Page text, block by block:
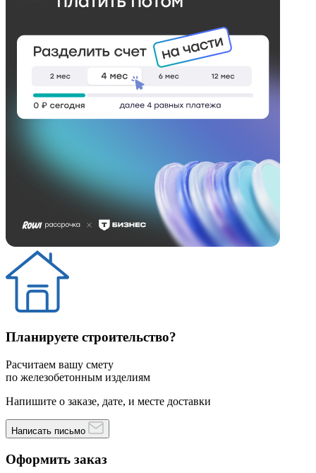
Планируете строительство?
Расчитаем вашу смету
по железобетонным изделиям
Напишите о заказе, дате, и месте доставки
Написать письмо
Оформить заказ